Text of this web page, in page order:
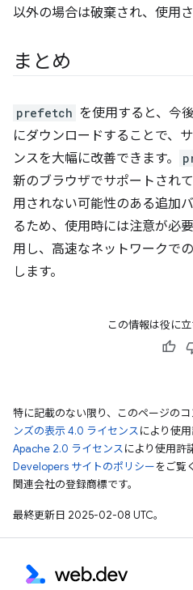
以外の場合は破棄され、使用さ
まとめ
prefetch を使用すると、今
にダウンロードすることで、
ンスを大幅に改善できます。
新のブラウザでサポートされ
用されない可能性のある追加
るため、使用時には注意が必
用し、高速なネットワークで
します。
この情報は役に
特に記載のない限り、このページの
ンズの表示 4.0 ライセンスにより使
Apache 2.0 ライセンスにより使用許
Developers サイトのポリシーをご覧
関連会社の登録商標です。
最終更新日 2025-02-08 UTC。